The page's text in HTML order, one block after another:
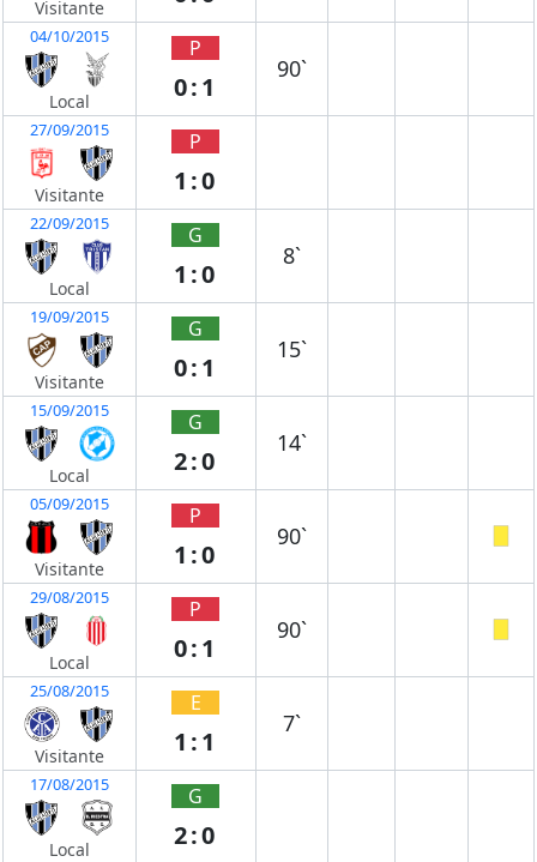
Visitante
04/10/2015
Local
P
0:1
90`
27/09/2015
Visitante
P
1:0
22/09/2015
Local
G
1:0
8`
19/09/2015
Visitante
G
0:1
15`
15/09/2015
Local
G
2:0
14`
05/09/2015
Visitante
P
1:0
90`
29/08/2015
Local
P
0:1
90`
25/08/2015
Visitante
E
1:1
7`
17/08/2015
Local
G
2:0